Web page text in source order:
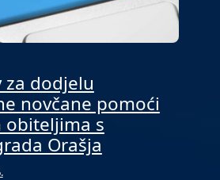
za dodjelu
novčane pomoći
obiteljima s
Orašja